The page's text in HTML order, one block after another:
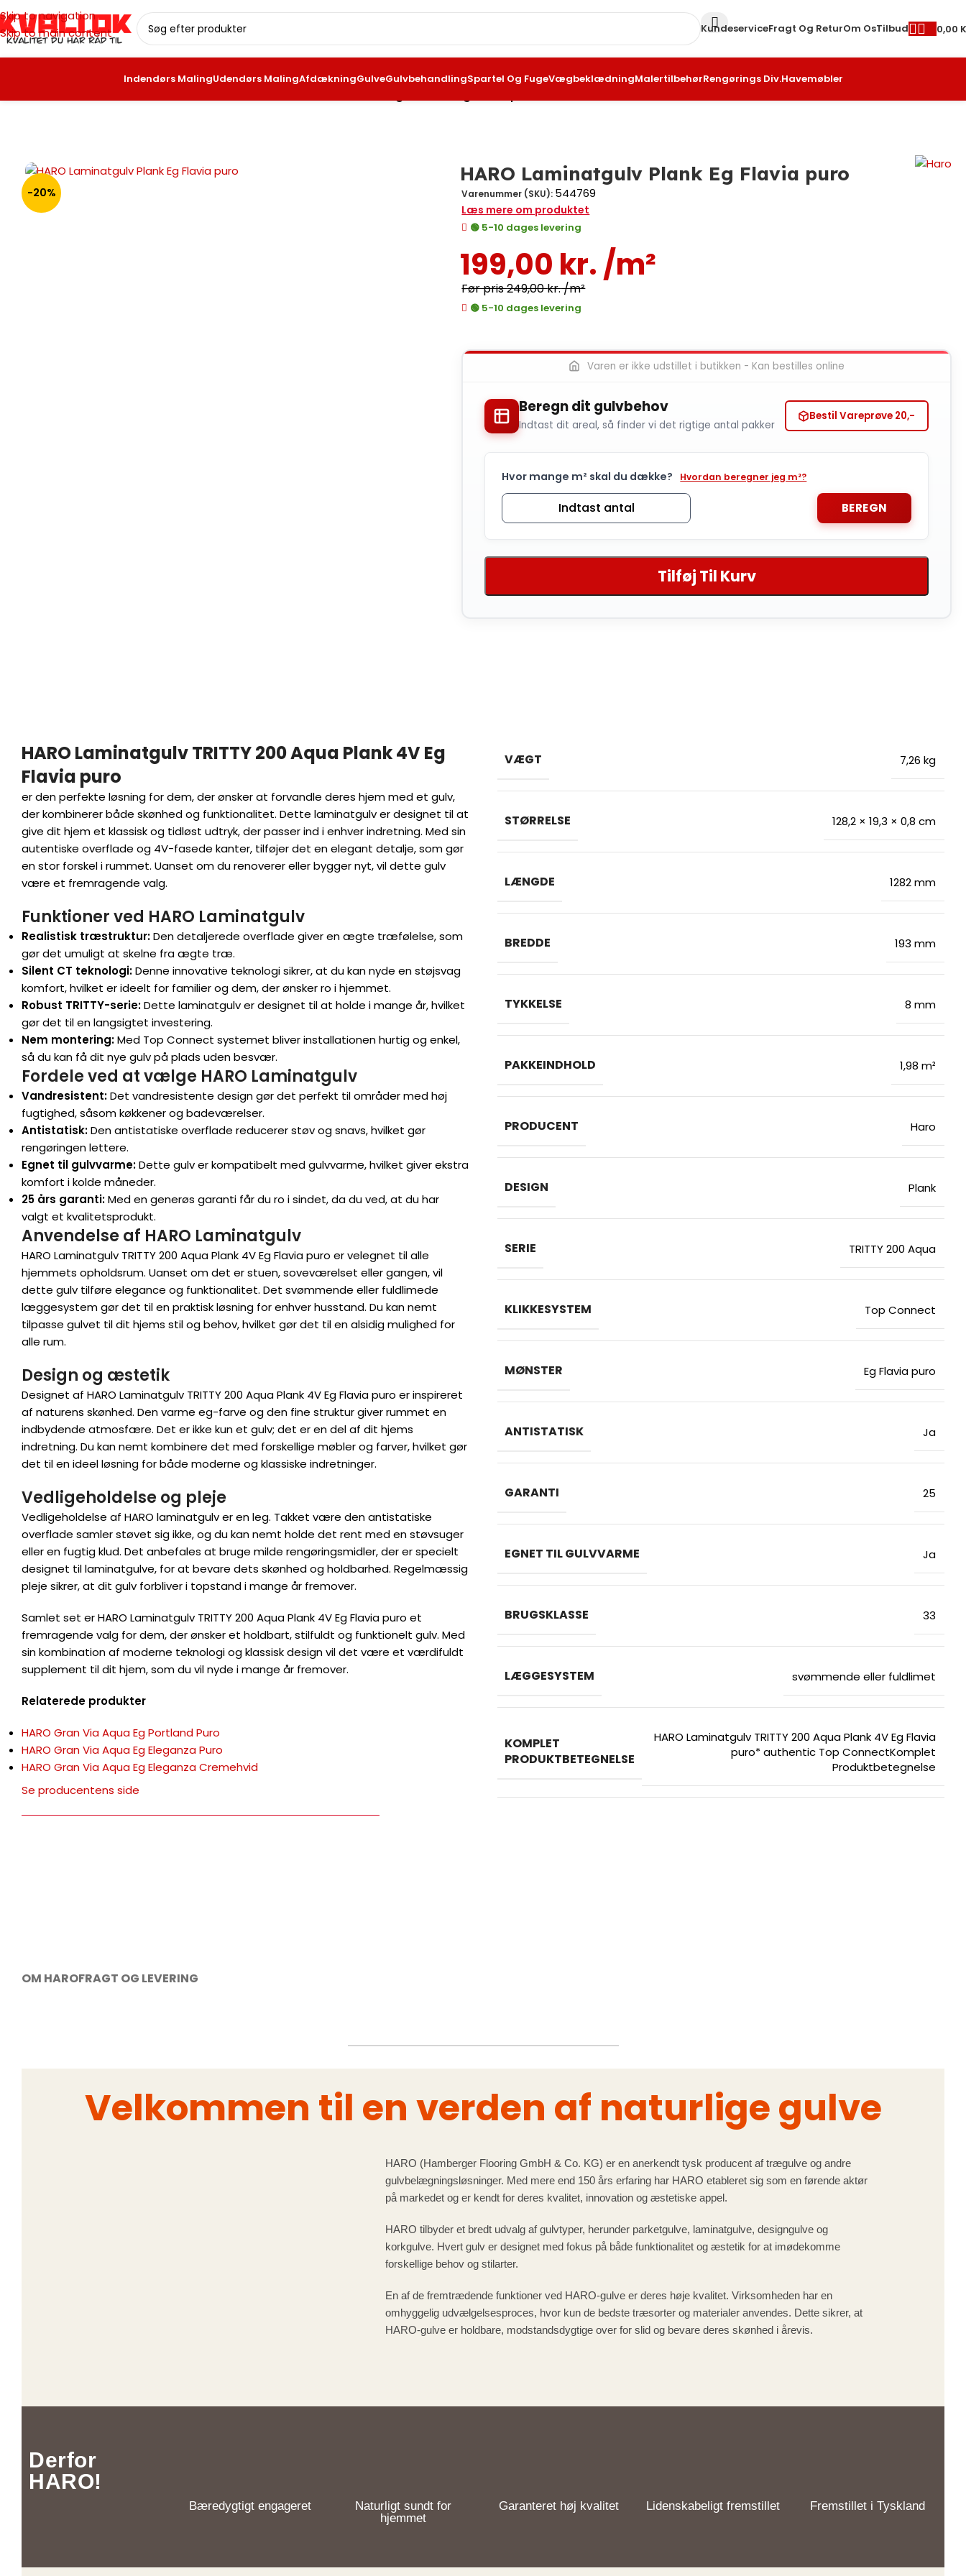
Skip to navigation
Skip to main content
KundeserviceFragt Og ReturOm OsTilbud 0,00
Indendørs MalingUdendørs MalingAfdækningGulveGulvbehandlingSpartel Og FugeVægbeklædningMalertilbehørRengørings Div.Havemøbler
-20%
HARO Laminatgulv Plank Eg Flavia puro
Varenummer (SKU): 544769
Læs mere om produktet
🟢 5-10 dages levering
199,00 kr. /m²
249,00kr./m²
🟢 5-10 dages levering
Varen er ikke udstillet i butikken - Kan bestilles online
Beregn dit gulvbehov
Indtast dit areal, så finder vi det rigtige antal pakker
Bestil Vareprøve 20,-
Hvor mange m² skal du dække? Hvordan beregner jeg m²?
BEREGN
Tilføj Til Kurv
HARO Laminatgulv TRITTY 200 Aqua Plank 4V Eg
Flavia puro
er den perfekte løsning for dem, der ønsker at forvandle deres hjem med et gulv,
der kombinerer både skønhed og funktionalitet. Dette laminatgulv er designet til at
give dit hjem et klassisk og tidløst udtryk, der passer ind i enhver indretning. Med sin
autentiske overflade og 4V-fasede kanter, tilføjer det en elegant detalje, som gør
en stor forskel i rummet. Uanset om du renoverer eller bygger nyt, vil dette gulv
være et fremragende valg.
Funktioner ved HARO Laminatgulv
Realistisk træstruktur:Den detaljerede overflade giver en ægte træfølelse, som
gør det umuligt at skelne fra ægte træ.
Silent CT teknologi:Denne innovative teknologi sikrer, at du kan nyde en støjsvag
komfort, hvilket er ideelt for familier og dem, der ønsker ro i hjemmet.
Robust TRITTY-serie:Dette laminatgulv er designet til at holde i mange år, hvilket
gør det til en langsigtet investering.
Nem montering:Med Top Connect systemet bliver installationen hurtig og enkel,
så du kan få dit nye gulv på plads uden besvær.
Fordele ved at vælge HARO Laminatgulv
Vandresistent:Det vandresistente design gør det perfekt til områder med høj
fugtighed, såsom køkkener og badeværelser.
Antistatisk:Den antistatiske overflade reducerer støv og snavs, hvilket gør
rengøringen lettere.
Egnet til gulvvarme:Dette gulv er kompatibelt med gulvvarme, hvilket giver ekstra
komfort i kolde måneder.
25 års garanti:Med en generøs garanti får du ro i sindet, da du ved, at du har
valgt et kvalitetsprodukt.
Anvendelse af HARO Laminatgulv
HARO Laminatgulv TRITTY 200 Aqua Plank 4V Eg Flavia puro er velegnet til alle
hjemmets opholdsrum. Uanset om det er stuen, soveværelset eller gangen, vil
dette gulv tilføre elegance og funktionalitet. Det svømmende eller fuldlimede
læggesystem gør det til en praktisk løsning for enhver husstand. Du kan nemt
tilpasse gulvet til dit hjems stil og behov, hvilket gør det til en alsidig mulighed for
alle rum.
Design og æstetik
Designet af HARO Laminatgulv TRITTY 200 Aqua Plank 4V Eg Flavia puro er inspireret
af naturens skønhed. Den varme eg-farve og den fine struktur giver rummet en
indbydende atmosfære. Det er ikke kun et gulv; det er en del af dit hjems
indretning. Du kan nemt kombinere det med forskellige møbler og farver, hvilket gør
det til en ideel løsning for både moderne og klassiske indretninger.
Vedligeholdelse og pleje
Vedligeholdelse af HARO laminatgulv er en leg. Takket være den antistatiske
overflade samler støvet sig ikke, og du kan nemt holde det rent med en støvsuger
eller en fugtig klud. Det anbefales at bruge milde rengøringsmidler, der er specielt
designet til laminatgulve, for at bevare dets skønhed og holdbarhed. Regelmæssig
pleje sikrer, at dit gulv forbliver i topstand i mange år fremover.
Samlet set er HARO Laminatgulv TRITTY 200 Aqua Plank 4V Eg Flavia puro et
fremragende valg for dem, der ønsker et holdbart, stilfuldt og funktionelt gulv. Med
sin kombination af moderne teknologi og klassisk design vil det være et værdifuldt
supplement til dit hjem, som du vil nyde i mange år fremover.
Relaterede produkter
HARO Gran Via Aqua Eg Portland Puro
HARO Gran Via Aqua Eg Eleganza Puro
HARO Gran Via Aqua Eg Eleganza Cremehvid
Se producentens side
VÆGT 7,26 kg
STØRRELSE 128,2 × 19,3 × 0,8 cm
LÆNGDE 1282 mm
BREDDE 193 mm
TYKKELSE 8 mm
PAKKEINDHOLD 1,98 m²
PRODUCENT Haro
DESIGN Plank
SERIE TRITTY 200 Aqua
KLIKKESYSTEM Top Connect
MØNSTER Eg Flavia puro
ANTISTATISK Ja
GARANTI 25
EGNET TIL GULVVARME Ja
BRUGSKLASSE 33
LÆGGESYSTEM svømmende eller fuldlimet
KOMPLET
PRODUKTBETEGNELSE
HARO Laminatgulv TRITTY 200 Aqua Plank 4V Eg Flavia
puro* authentic Top ConnectKomplet
Produktbetegnelse
OM HAROFRAGT OG LEVERING
Velkommen til en verden af naturlige gulve
HARO (Hamberger Flooring GmbH & Co. KG) er en anerkendt tysk producent af trægulve og andre
gulvbelægningsløsninger. Med mere end 150 års erfaring har HARO etableret sig som en førende aktør
på markedet og er kendt for deres kvalitet, innovation og æstetiske appel.
HARO tilbyder et bredt udvalg af gulvtyper, herunder parketgulve, laminatgulve, designgulve og
korkgulve. Hvert gulv er designet med fokus på både funktionalitet og æstetik for at imødekomme
forskellige behov og stilarter.
En af de fremtrædende funktioner ved HARO-gulve er deres høje kvalitet. Virksomheden har en
omhyggelig udvælgelsesproces, hvor kun de bedste træsorter og materialer anvendes. Dette sikrer, at
HARO-gulve er holdbare, modstandsdygtige over for slid og bevare deres skønhed i årevis.
Derfor
HARO!
Bæredygtigt engageret
Naturligt sundt for
hjemmet
Garanteret høj kvalitet Lidenskabeligt fremstillet Fremstillet i Tyskland